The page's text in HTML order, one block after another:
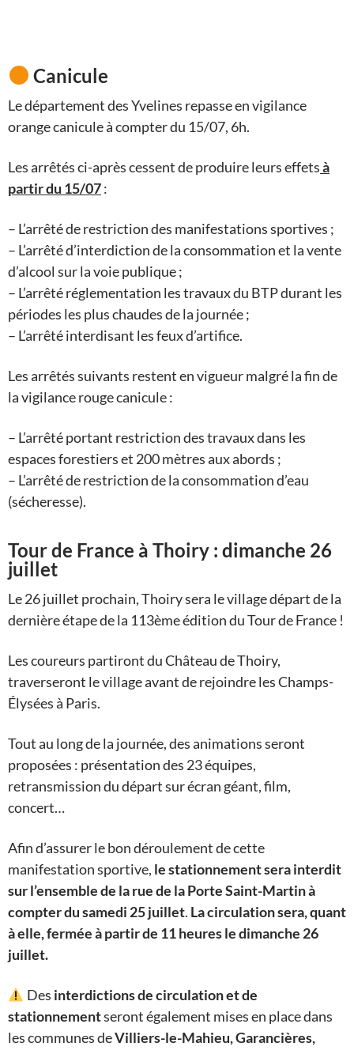
Canicule
Le département des Yvelines repasse en vigilance
orange canicule à compter du 15/07, 6h.
Les arrêtés ci-après cessent de produire leurs effetsà
partir du 15/07:
– L’arrêté de restriction des manifestations sportives ;
– L’arrêté d’interdiction de la consommation et la vente
d’alcool sur la voie publique ;
– L’arrêté réglementation les travaux du BTP durant les
périodes les plus chaudes de la journée ;
– L’arrêté interdisant les feux d’artifice.
Les arrêtés suivants restent en vigueur malgré la fin de
la vigilance rouge canicule :
– L’arrêté portant restriction des travaux dans les
espaces forestiers et 200 mètres aux abords ;
– L’arrêté de restriction de la consommation d’eau
(sécheresse).
Tour de France à Thoiry : dimanche 26
juillet
Le 26 juillet prochain, Thoiry sera le village départ de la
dernière étape de la 113ème édition du Tour de France !
Les coureurs partiront du Château de Thoiry,
traverseront le village avant de rejoindre les Champs-
Élysées à Paris.
Tout au long de la journée, des animations seront
proposées : présentation des 23 équipes,
retransmission du départ sur écran géant, film,
concert…
Afin d’assurer le bon déroulement de cette
manifestation sportive, le stationnement sera interdit
sur l’ensemble de la rue de la Porte Saint-Martin à
compter du samedi 25 juillet. La circulation sera, quant
à elle, fermée à partir de 11 heures le dimanche 26
juillet.
Des interdictions de circulation et de
stationnementseront également mises en place dans
les communes deVilliers-le-Mahieu, Garancières,